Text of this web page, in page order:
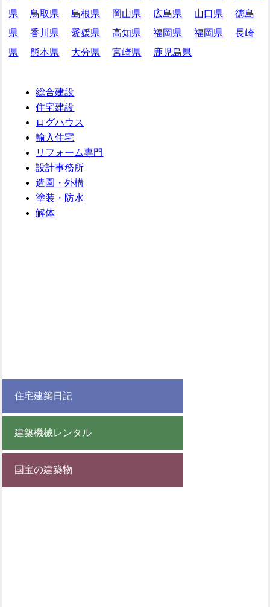
県
鳥取県 島根県 岡山県 広島県 山口県
徳島
県
香川県 愛媛県 高知県 福岡県 福岡県
長崎
県
熊本県 大分県 宮崎県 鹿児島県
総合建設
住宅建設
ログハウス
輸入住宅
リフォーム専門
設計事務所
造園・外構
塗装・防水
解体
住宅建築日記
建築機械レンタル
国宝の建築物